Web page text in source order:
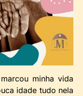
minha vida
idade tudo nela